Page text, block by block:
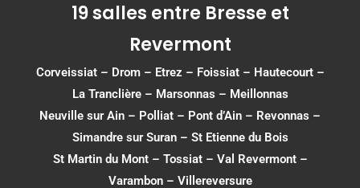
19 salles entre Bresse et
Revermont
Corveissiat– Drom– Etrez – Foissiat– Hautecourt–
La Tranclière – Marsonnas – Meillonnas
Neuville sur Ain – Polliat – Pont d’Ain – Revonnas –
Simandre sur Suran– St Etienne du Bois
St Martin du Mont– Tossiat– Val Revermont–
Varambon– Villereversure